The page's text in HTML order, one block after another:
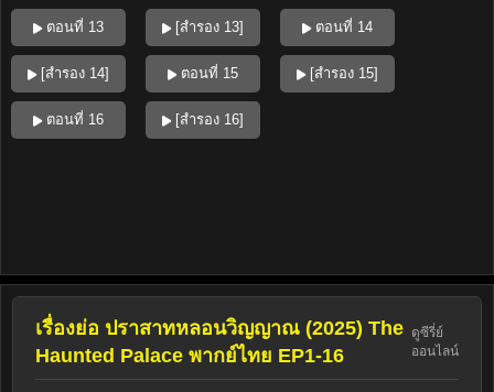
ตอนที่ 13 [สำรอง 13] ตอนที่ 14
[สำรอง 14] ตอนที่ 15 [สำรอง 15]
ตอนที่ 16 [สำรอง 16]
เรื่องย่อ ปราสาทหลอนวิญญาณ (2025) The
Haunted Palace พากย์ไทย EP1-16
ดูซีรี่ย์
ออนไลน์